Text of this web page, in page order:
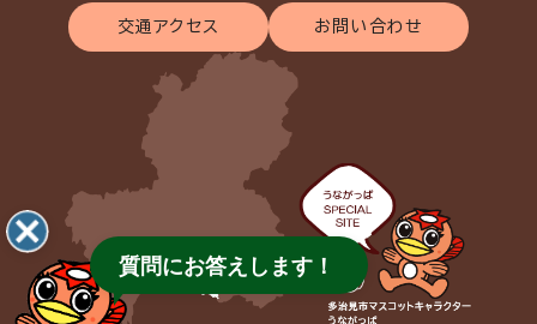
交通アクセス お問い合わせ
質問にお答えします！